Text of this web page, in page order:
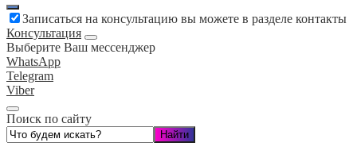
Записаться на консультацию вы можете в разделе контакты
Консультация
Выберите Ваш мессенджер
WhatsApp
Telegram
Viber
Поиск по сайту